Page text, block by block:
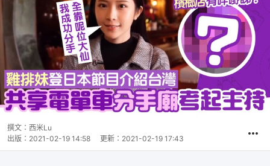
撰文： 西米Lu
出版： 2021-02-19 14:58 更新： 2021-02-19 17:43